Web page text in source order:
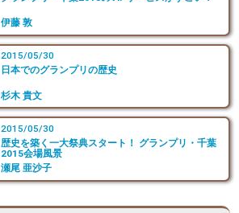
伊藤 敦
2015/05/30
日本でのグランプリの歴史
杉木 貴文
2015/05/30
歴史を築く一大祭典スタート！ グランプリ・千葉
2015会場風景
瀬尾 亜沙子